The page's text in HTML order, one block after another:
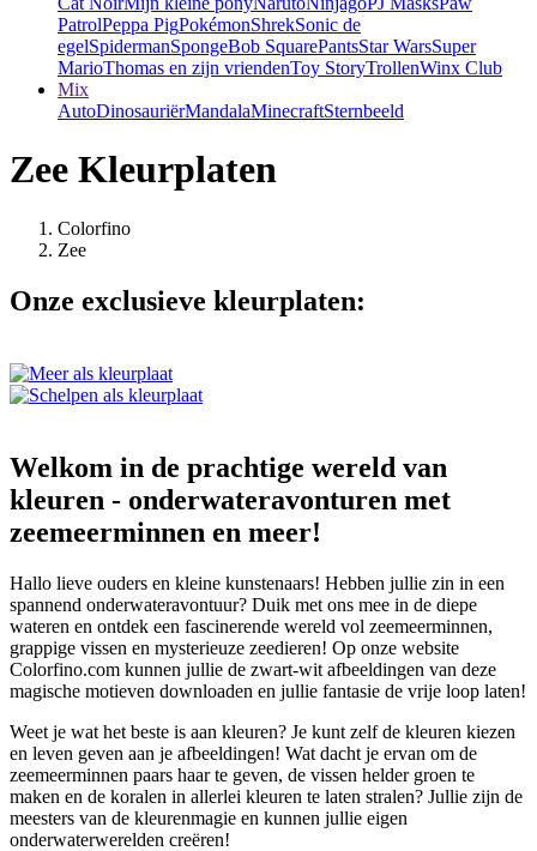
PatrolPeppa PigPokémonShrekSonic de
egelSpidermanSpongeBob SquarePantsStar WarsSuper
MarioThomas en zijn vriendenToy StoryTrollenWinx Club
Mix
AutoDinosauriërMandalaMinecraftSternbeeld
Zee Kleurplaten
Colorfino
Zee
Onze exclusieve kleurplaten:
Welkom in de prachtige wereld van
kleuren - onderwateravonturen met
zeemeerminnen en meer!
Hallo lieve ouders en kleine kunstenaars! Hebben jullie zin in een
spannend onderwateravontuur? Duik met ons mee in de diepe
wateren en ontdek een fascinerende wereld vol zeemeerminnen,
grappige vissen en mysterieuze zeedieren! Op onze website
Colorfino.com kunnen jullie de zwart-wit afbeeldingen van deze
magische motieven downloaden en jullie fantasie de vrije loop laten!
Weet je wat het beste is aan kleuren? Je kunt zelf de kleuren kiezen
en leven geven aan je afbeeldingen! Wat dacht je ervan om de
zeemeerminnen paars haar te geven, de vissen helder groen te
maken en de koralen in allerlei kleuren te laten stralen? Jullie zijn de
meesters van de kleurenmagie en kunnen jullie eigen
onderwaterwerelden creëren!